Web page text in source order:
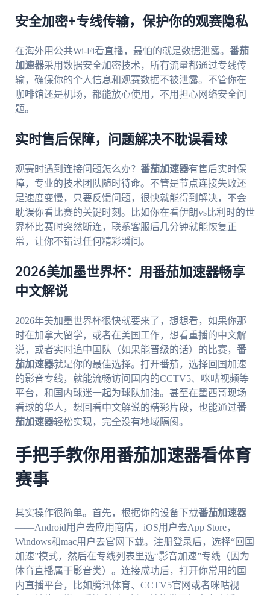
安全加密+专线传输，保护你的观赛隐私
在海外用公共Wi-Fi看直播，最怕的就是数据泄露。 番茄
加速器采用数据安全加密技术，所有流量都通过专线传
输，确保你的个人信息和观赛数据不被泄露。不管你在
咖啡馆还是机场，都能放心使用，不用担心网络安全问
题。
实时售后保障，问题解决不耽误看球
观赛时遇到连接问题怎么办？ 番茄加速器有售后实时保
障，专业的技术团队随时待命。不管是节点连接失败还
是速度变慢，只要反馈问题，很快就能得到解决，不会
耽误你看比赛的关键时刻。比如你在看伊朗vs比利时的世
界杯比赛时突然断连，联系客服后几分钟就能恢复正
常，让你不错过任何精彩瞬间。
2026美加墨世界杯：用番茄加速器畅享
中文解说
2026年美加墨世界杯很快就要来了，想想看，如果你那
时在加拿大留学，或者在美国工作，想看重播的中文解
说，或者实时追中国队（如果能晋级的话）的比赛， 番
茄加速器就是你的最佳选择。打开番茄，选择回国加速
的影音专线，就能流畅访问国内的CCTV5、咪咕视频等
平台，和国内球迷一起为球队加油。甚至在墨西哥现场
看球的华人，想回看中文解说的精彩片段，也能通过番
茄加速器轻松实现，完全没有地域隔阂。
手把手教你用番茄加速器看体育
赛事
其实操作很简单。首先，根据你的设备下载番茄加速器
——Android用户去应用商店，iOS用户去App Store，
Windows和mac用户去官网下载。注册登录后，选择“回国
加速”模式，然后在专线列表里选“影音加速”专线（因为
体育直播属于影音类）。连接成功后，打开你常用的国
内直播平台，比如腾讯体育、CCTV5官网或者咪咕视